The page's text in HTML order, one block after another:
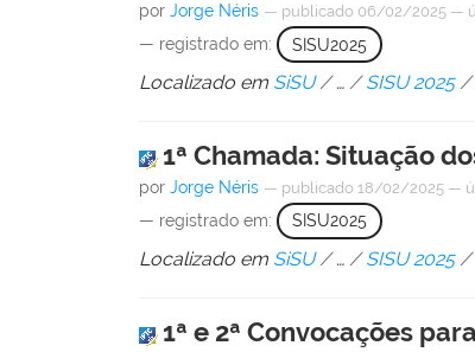
porJorge Néris — publicado 06/02/2025 —
— registrado em: SISU2025
Localizado em SiSU /…/SISU 2025 /
1ª Chamada: Situação
porJorge Néris — publicado 18/02/2025 —
— registrado em: SISU2025
Localizado em SiSU /… /SISU 2025 /
1ª e 2ª Convocações